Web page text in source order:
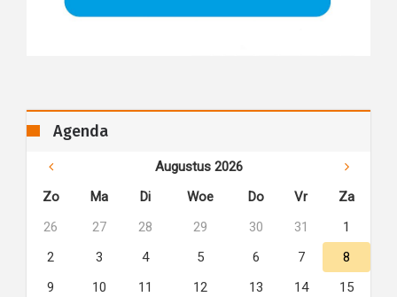
Agenda
Augustus 2026
Zo
Ma Di Woe Do Vr
Za
26
27 28 29 30 31
1
2
3 4 5 6 7
8
9
10 11 12 13 14
15